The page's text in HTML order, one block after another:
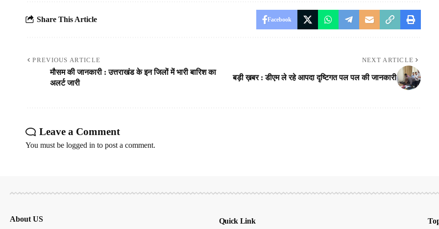
Share This Article Facebook
PREVIOUS ARTICLE
मौसम की जानकारी : उत्तराखंड के इन जिलों में भारी बारिश का
अलर्ट जारी
NEXT ARTICLE
बड़ी ख़बर : डीएम ले रहे आपदा दृष्टिगत पल पल की जानकारी
Leave a Comment
You must be logged in to post a comment.
About US Quick Link